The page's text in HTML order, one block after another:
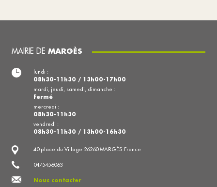
MAIRIE DE MARGÈS
40 place du Village 26260 MARGÈS France
0475456063
Nous contacter
lundi :
08h30-11h30 / 13h00-17h00
mardi, jeudi, samedi, dimanche :
Fermé
mercredi :
08h30-11h30
vendredi :
08h30-11h30 / 13h00-16h30